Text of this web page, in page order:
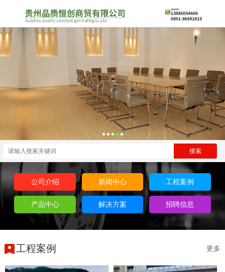
公司介绍 新闻中心 工程案例
产品中心 解决方案 招聘信息
工程案例 更多